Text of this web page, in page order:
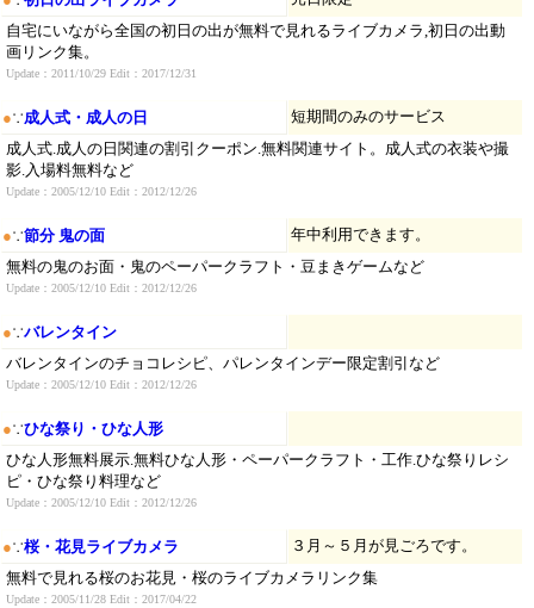
自宅にいながら全国の初日の出が無料で見れるライブカメラ,初日の出動
画リンク集。
Update：2011/10/29 Edit：2017/12/31
●∵成人式・成人の日
短期間のみのサービス
成人式.成人の日関連の割引クーポン.無料関連サイト。成人式の衣装や撮
影.入場料無料など
Update：2005/12/10 Edit：2012/12/26
●∵節分 鬼の面
年中利用できます。
無料の鬼のお面・鬼のペーパークラフト・豆まきゲームなど
Update：2005/12/10 Edit：2012/12/26
●∵バレンタイン
バレンタインのチョコレシピ、パレンタインデー限定割引など
Update：2005/12/10 Edit：2012/12/26
●∵ひな祭り・ひな人形
ひな人形無料展示.無料ひな人形・ペーパークラフト・工作.ひな祭りレシ
ピ・ひな祭り料理など
Update：2005/12/10 Edit：2012/12/26
●∵桜・花見ライブカメラ
３月～５月が見ごろです。
無料で見れる桜のお花見・桜のライブカメラリンク集
Update：2005/11/28 Edit：2017/04/22